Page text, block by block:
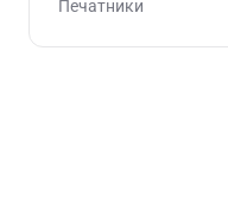
Печатники